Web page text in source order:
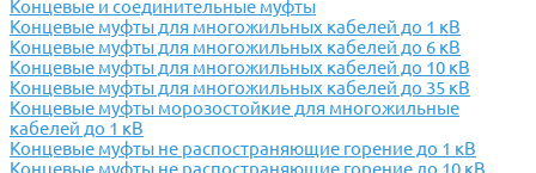
Концевые и соединительные муфты
Концевые муфты для многожильных кабелей до 1 кВ
Концевые муфты для многожильных кабелей до 6 кВ
Концевые муфты для многожильных кабелей до 10 кВ
Концевые муфты для многожильных кабелей до 35 кВ
Концевые муфты морозостойкие для многожильные
кабелей до 1 кВ
Концевые муфты не распостраняющие горение до 1 кВ
Концевые муфты не распостраняющие горение до 10 кВ